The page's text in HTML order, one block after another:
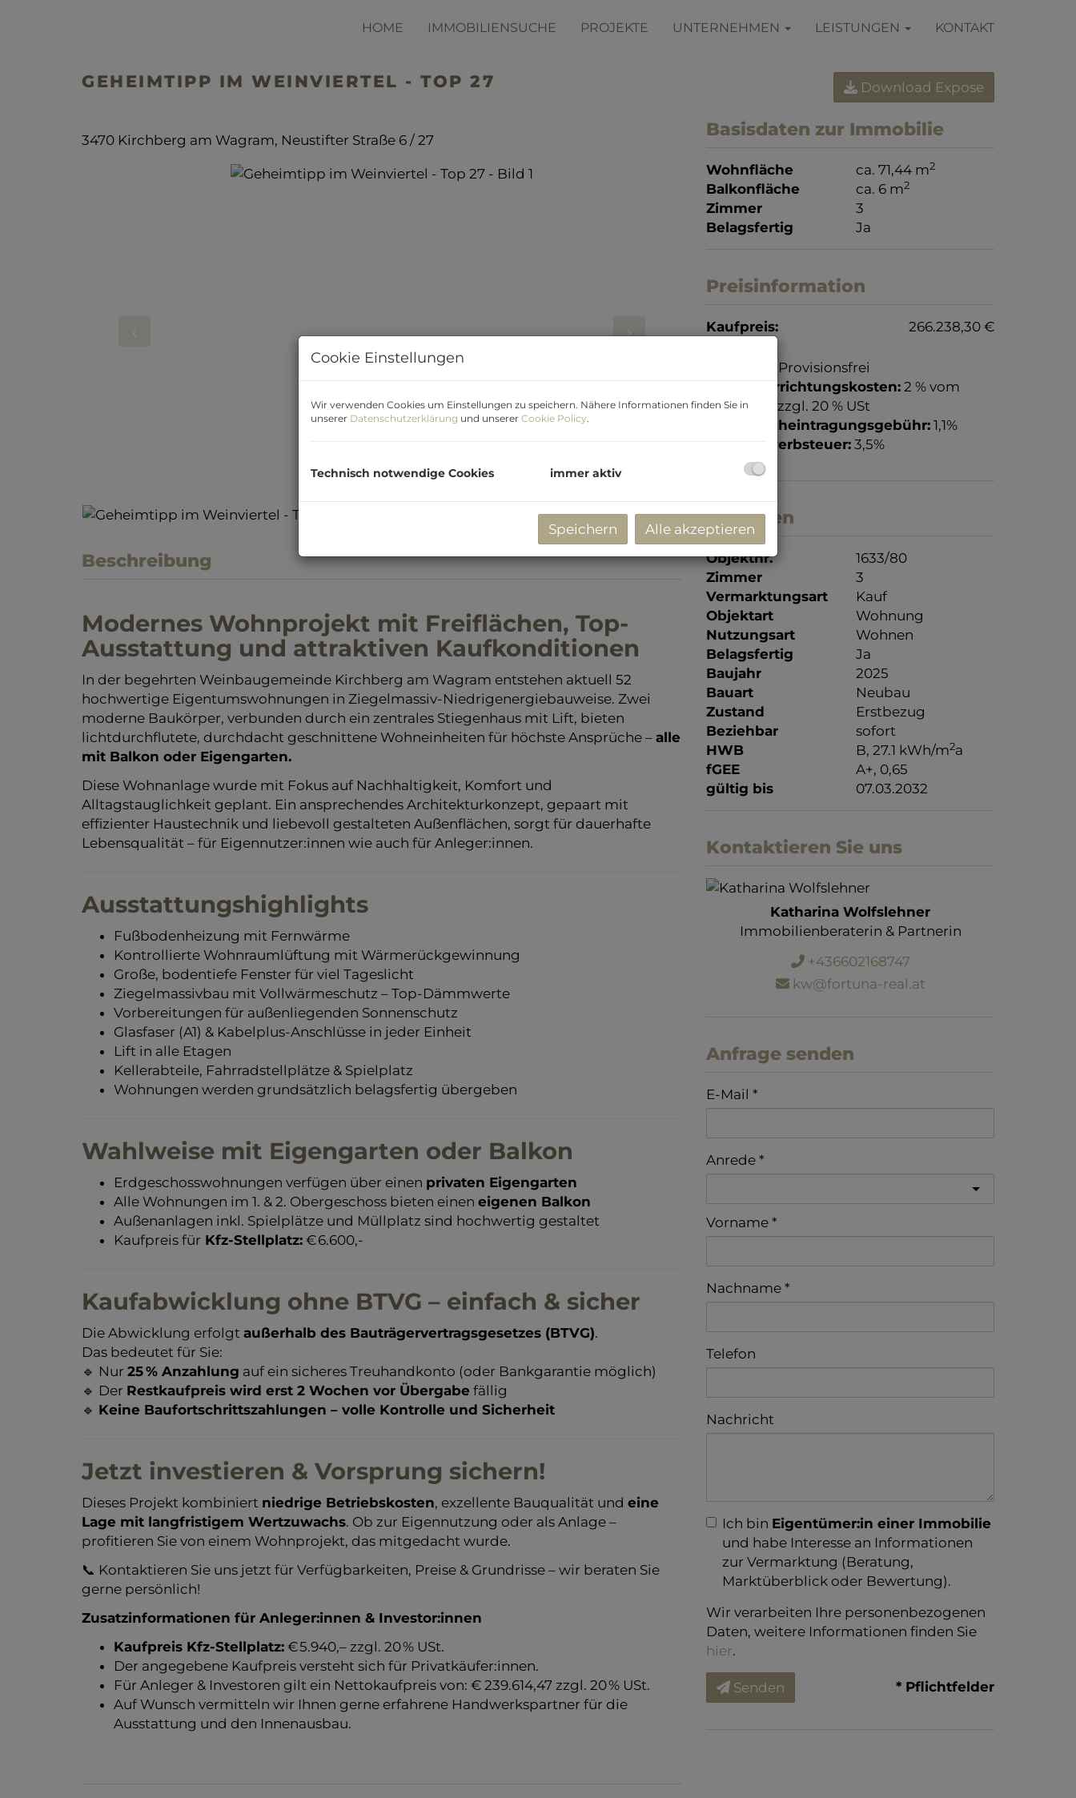
HOME IMMOBILIENSUCHE PROJEKTE UNTERNEHMEN LEISTUNGEN KONTAKT
GEHEIMTIPP IM WEINVIERTEL - TOP 27
3470 Kirchberg am Wagram, Neustifter Straße 6 / 27
Beschreibung
Modernes Wohnprojekt mit Freiflächen, Top-
Ausstattung und attraktiven Kaufkonditionen
In der begehrten Weinbaugemeinde Kirchberg am Wagram entstehen aktuell 52
hochwertige Eigentumswohnungen in Ziegelmassiv-Niedrigenergiebauweise. Zwei
moderne Baukörper, verbunden durch ein zentrales Stiegenhaus mit Lift, bieten
lichtdurchflutete, durchdacht geschnittene Wohneinheiten für höchste Ansprüche – alle
mit Balkon oder Eigengarten.
Diese Wohnanlage wurde mit Fokus auf Nachhaltigkeit, Komfort und
Alltagstauglichkeit geplant. Ein ansprechendes Architekturkonzept, gepaart mit
effizienter Haustechnik und liebevoll gestalteten Außenflächen, sorgt für dauerhafte
Lebensqualität – für Eigennutzer:innen wie auch für Anleger:innen.
Ausstattungshighlights
Fußbodenheizung mit Fernwärme
Kontrollierte Wohnraumlüftung mit Wärmerückgewinnung
Große, bodentiefe Fenster für viel Tageslicht
Ziegelmassivbau mit Vollwärmeschutz – Top-Dämmwerte
Vorbereitungen für außenliegenden Sonnenschutz
Glasfaser (A1) & Kabelplus-Anschlüsse in jeder Einheit
Lift in alle Etagen
Kellerabteile, Fahrradstellplätze & Spielplatz
Wohnungen werden grundsätzlich belagsfertig übergeben
Wahlweise mit Eigengarten oder Balkon
Erdgeschosswohnungen verfügen über einen privaten Eigengarten
Alle Wohnungen im 1. & 2. Obergeschoss bieten einen eigenen Balkon
Außenanlagen inkl. Spielplätze und Müllplatz sind hochwertig gestaltet
Kaufpreis für Kfz-Stellplatz: € 6.600,-
Kaufabwicklung ohne BTVG – einfach & sicher
Die Abwicklung erfolgt außerhalb des Bauträgervertragsgesetzes (BTVG).
Das bedeutet für Sie:
🔹 Nur 25 % Anzahlung auf ein sicheres Treuhandkonto (oder Bankgarantie möglich)
🔹 Der Restkaufpreis wird erst 2 Wochen vor Übergabe fällig
🔹 Keine Baufortschrittszahlungen – volle Kontrolle und Sicherheit
Jetzt investieren & Vorsprung sichern!
Dieses Projekt kombiniert niedrige Betriebskosten, exzellente Bauqualität und eine
Lage mit langfristigem Wertzuwachs. Ob zur Eigennutzung oder als Anlage –
profitieren Sie von einem Wohnprojekt, das mitgedacht wurde.
📞 Kontaktieren Sie uns jetzt für Verfügbarkeiten, Preise & Grundrisse – wir beraten Sie
gerne persönlich!
Zusatzinformationen für Anleger:innen & Investor:innen
Kaufpreis Kfz-Stellplatz: € 5.940,– zzgl. 20 % USt.
Der angegebene Kaufpreis versteht sich für Privatkäufer:innen.
Für Anleger & Investoren gilt ein Nettokaufpreis von: € 239.614,47 zzgl. 20 % USt.
Auf Wunsch vermitteln wir Ihnen gerne erfahrene Handwerkspartner für die
Ausstattung und den Innenausbau.
Download Expose
Basisdaten zur Immobilie
Wohnfläche ca. 71,44 m2
Balkonfläche ca. 6 m2
Zimmer
3
Belagsfertig
Ja
Preisinformation
Kaufpreis: 266.238,30 €
Provisionsfrei
Vertragserrichtungskosten: 2 % vom
Kaufpreis, zzgl. 20 % USt
Grundbucheintragungsgebühr: 1,1%
Grunderwerbsteuer: 3,5%
Eckdaten
Objektnr.
1633/80
Zimmer
3
Vermarktungsart
Kauf
Objektart
Wohnung
Nutzungsart
Wohnen
Belagsfertig
Ja
Baujahr
2025
Bauart
Neubau
Zustand
Erstbezug
Beziehbar
sofort
HWB
B, 27.1 kWh/m2a
fGEE
A+, 0,65
gültig bis
07.03.2032
Kontaktieren Sie uns
Katharina Wolfslehner
Immobilienberaterin & Partnerin
+436602168747
kw@fortuna-real.at
Anfrage senden
E-Mail
Anrede
Vorname
Nachname
Telefon
Nachricht
Ich bin Eigentümer:in einer Immobilie
und habe Interesse an Informationen
zur Vermarktung (Beratung,
Marktüberblick oder Bewertung).
Wir verarbeiten Ihre personenbezogenen
Daten, weitere Informationen finden Sie
hier.
Senden * Pflichtfelder
Cookie Einstellungen
Wir verwenden Cookies um Einstellungen zu speichern. Nähere Informationen finden Sie in
unserer Datenschutzerklärung und unserer Cookie Policy.
Technisch notwendige Cookies immer aktiv
Speichern Alle akzeptieren